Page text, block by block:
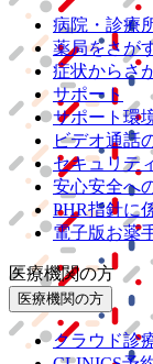
病院・診療
薬局をさが
症状からさ
サポート
サポート環
ビデオ通話
セキュリテ
安心安全へ
PHR指針に
電子版お薬
医療機関の方
医療機関の方
クラウド診